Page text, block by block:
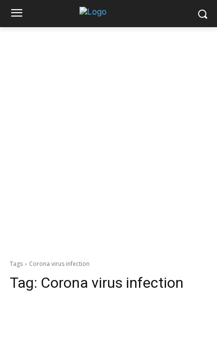
Tags Corona virus infection
Tag: Corona virus infection